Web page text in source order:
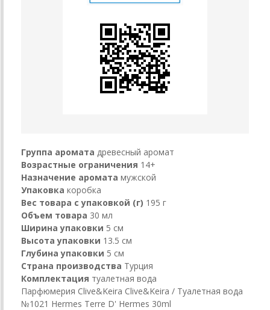
Группа аромата древесный аромат
Возрастные ограничения 14+
Назначение аромата мужской
Упаковка коробка
Вес товара с упаковкой (г) 195 г
Объем товара 30 мл
Ширина упаковки 5 см
Высота упаковки 13.5 см
Глубина упаковки 5 см
Страна производства Турция
Комплектация туалетная вода
Парфюмерия Clive&Keira Clive&Keira / Туалетная вода
№1021 Hermes Terre D' Hermes 30ml